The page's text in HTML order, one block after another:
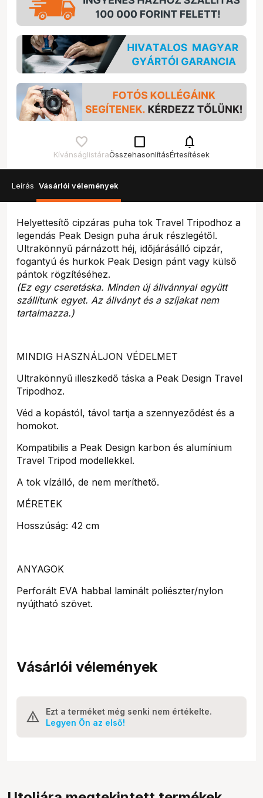
Kívánságlistára
check_box_outline_blank
Összehasonlítás
notifications
Értesítések
Leírás Vásárlói vélemények
Helyettesítő cipzáras puha tok Travel Tripodhoz a
legendás Peak Design puha áruk részlegétől.
Ultrakönnyű párnázott héj, időjárásálló cipzár,
fogantyú és hurkok Peak Design pánt vagy külső
pántok rögzítéséhez.
(Ez egy cseretáska. Minden új állvánnyal együtt
szállítunk egyet. Az állványt és a szíjakat nem
tartalmazza.)
MINDIG HASZNÁLJON VÉDELMET
Ultrakönnyű illeszkedő táska a Peak Design Travel
Tripodhoz.
Véd a kopástól, távol tartja a szennyeződést és a
homokot.
Kompatibilis a Peak Design karbon és alumínium
Travel Tripod modellekkel.
A tok vízálló, de nem meríthető.
MÉRETEK
Hosszúság: 42 cm
ANYAGOK
Perforált EVA habbal laminált poliészter/nylon
nyújtható szövet.
Vásárlói vélemények
Ezt a terméket még senki nem értékelte.
Legyen Ön az első!